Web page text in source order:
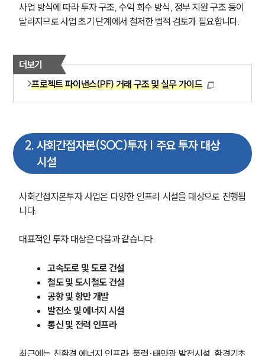
사업 방식에 따라 투자 구조, 수익 회수 방식, 정부 지원 구조 등이
달라지므로 사업 초기 단계에서 철저한 법적 검토가 필요합니다.
더보기
프로젝트 파이낸스(PF) 거래 구조 및 실무 가이드
2. 사회간접자본(SOC)투자 | 주요 투자 대상
시설
사회간접자본투자 사업은 다양한 인프라 시설을 대상으로 진행됩
니다.
대표적인 투자 대상은 다음과 같습니다.
고속도로 및 도로 건설
철도 및 도시철도 건설
공항 및 항만 개발
발전소 및 에너지 시설
통신 및 전력 인프라